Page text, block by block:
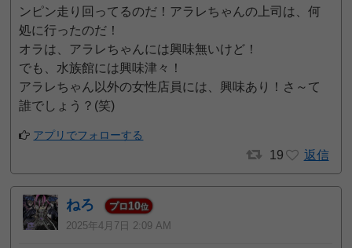
ンピン走り回ってるのだ！アラレちゃんの上司は、何
処に行ったのだ！
オラは、アラレちゃんには興味無いけど！
でも、水族館には興味津々！
アラレちゃん以外の女性店員には、興味あり！さ～て
誰でしょう？(笑)
アプリでフォローする
19 返信
ねろ プロ10位
2025年4月7日 2:09 AM